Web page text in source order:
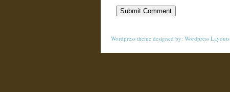
Wordpress theme designed by: Wordpress Layouts